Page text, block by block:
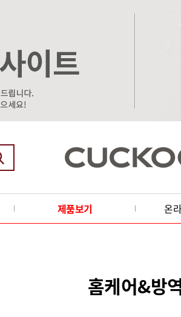
제품보기 온
홈케어&방